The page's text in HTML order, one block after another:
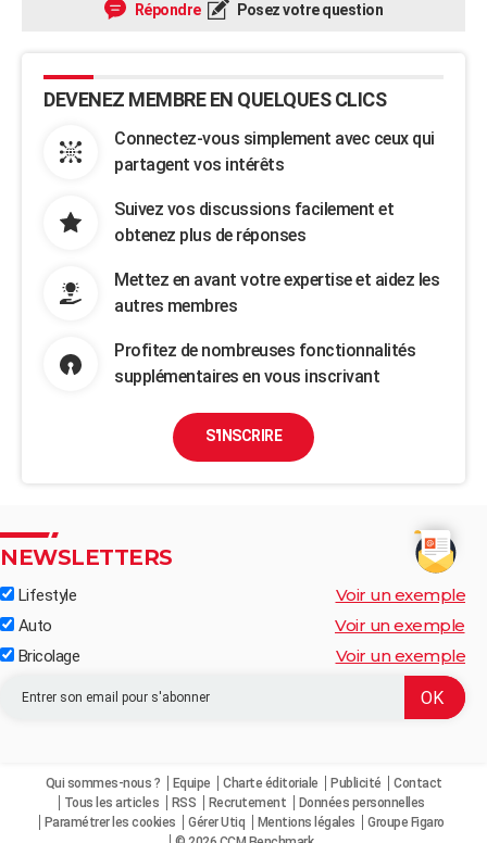
Répondre Posez votre question
DEVENEZ MEMBRE EN QUELQUES CLICS
Connectez-vous simplement avec ceux qui
partagent vos intérêts
Suivez vos discussions facilement et
obtenez plus de réponses
Mettez en avant votre expertise et aidez les
autres membres
Profitez de nombreuses fonctionnalités
supplémentaires en vous inscrivant
S'INSCRIRE
NEWSLETTERS
Lifestyle Voir un exemple
Auto Voir un exemple
Bricolage Voir un exemple
Qui sommes-nous ? Equipe Charte éditoriale Publicité
Contact
Tous les articles
RSS Recrutement
Données personnelles
Paramétrer les cookies
Gérer Utiq Mentions légales
Groupe Figaro